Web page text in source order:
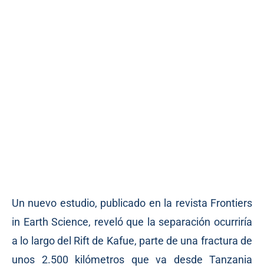
Un nuevo estudio, publicado en la revista Frontiers
in Earth Science, reveló que la separación ocurriría
a lo largo del Rift de Kafue, parte de una fractura de
unos 2.500 kilómetros que va desde Tanzania